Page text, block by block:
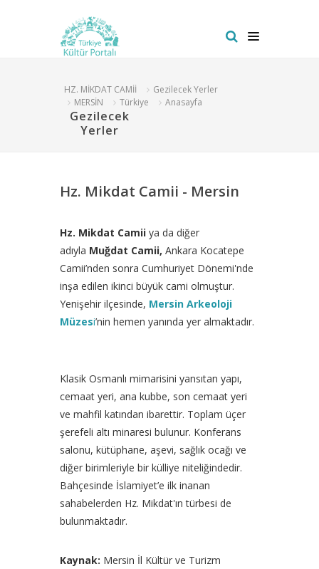
HZ. MİKDAT CAMİİ
Gezilecek Yerler
MERSİN
Türkiye Anasayfa
Gezilecek
Yerler
Hz. Mikdat Camii - Mersin
Hz. Mikdat Camii ya da diğer
adıyla Muğdat Camii, Ankara Kocatepe
Camii’nden sonra Cumhuriyet Dönemi'nde
inşa edilen ikinci büyük cami olmuştur.
Yenişehir ilçesinde, Mersin Arkeoloji
Müzesi’nin hemen yanında yer almaktadır.
Klasik Osmanlı mimarisini yansıtan yapı,
cemaat yeri, ana kubbe, son cemaat yeri
ve mahfil katından ibarettir. Toplam üçer
şerefeli altı minaresi bulunur. Konferans
salonu, kütüphane, aşevi, sağlık ocağı ve
diğer birimleriyle bir külliye niteliğindedir.
Bahçesinde İslamiyet’e ilk inanan
sahabelerden Hz. Mikdat'ın türbesi de
bulunmaktadır.
Kaynak: Mersin İl Kültür ve Turizm